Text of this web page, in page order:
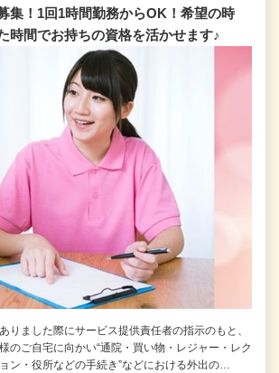
集！1回1時間勤務からOK！希望の時
時間でお持ちの資格を活かせます♪
りました際にサービス提供責任者の指示のもと、
のご自宅に向かい“通院・買い物・レジャー・レク
ン・役所などの手続き”などにおける外出の…